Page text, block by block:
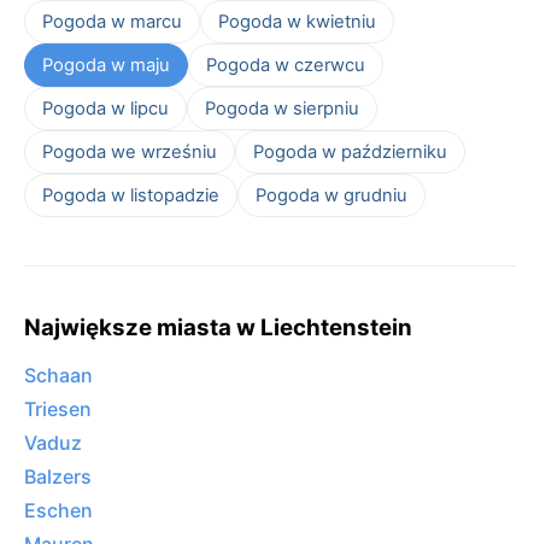
Pogoda w marcu
Pogoda w kwietniu
Pogoda w maju
Pogoda w czerwcu
Pogoda w lipcu
Pogoda w sierpniu
Pogoda we wrześniu
Pogoda w październiku
Pogoda w listopadzie
Pogoda w grudniu
Największe miasta w Liechtenstein
Schaan
Triesen
Vaduz
Balzers
Eschen